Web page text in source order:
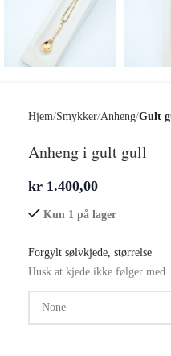
Hjem Smykker Anheng Gult
Anheng i gult gull
kr 1.400,00
Kun 1 på lager
Forgylt sølvkjede, størrelse
Husk at kjede ikke følger